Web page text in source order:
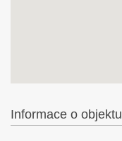
Informace o objektu